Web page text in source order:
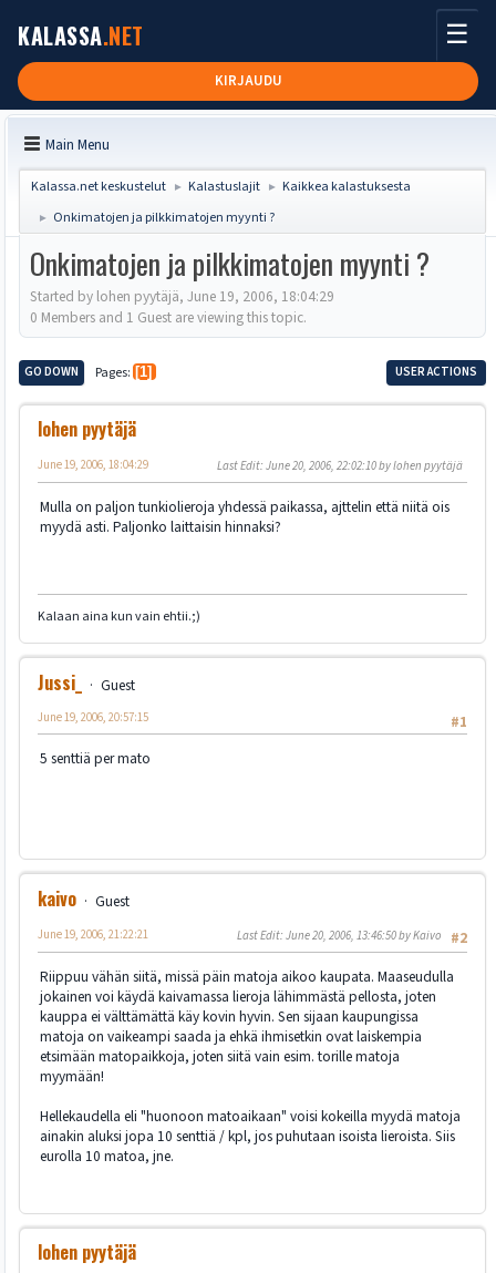
KALASSA.NET
KIRJAUDU
☰
Main Menu
Kalassa.net keskustelut ► Kalastuslajit ► Kaikkea kalastuksesta
► Onkimatojen ja pilkkimatojen myynti ?
Onkimatojen ja pilkkimatojen myynti ?
Started by lohen pyytäjä, June 19, 2006, 18:04:29
0 Members and 1 Guest are viewing this topic.
GO DOWN Pages 1 USER ACTIONS
lohen pyytäjä
June 19, 2006, 18:04:29 Last Edit: June 20, 2006, 22:02:10 by lohen pyytäjä
Mulla on paljon tunkiolieroja yhdessä paikassa, ajttelin että niitä ois
myydä asti. Paljonko laittaisin hinnaksi?
Kalaan aina kun vain ehtii.;)
Jussi_
Guest
#1
June 19, 2006, 20:57:15
5 senttiä per mato
kaivo
Guest
#2
June 19, 2006, 21:22:21 Last Edit: June 20, 2006, 13:46:50 by Kaivo
Riippuu vähän siitä, missä päin matoja aikoo kaupata. Maaseudulla
jokainen voi käydä kaivamassa lieroja lähimmästä pellosta, joten
kauppa ei välttämättä käy kovin hyvin. Sen sijaan kaupungissa
matoja on vaikeampi saada ja ehkä ihmisetkin ovat laiskempia
etsimään matopaikkoja, joten siitä vain esim. torille matoja
myymään!
Hellekaudella eli "huonoon matoaikaan" voisi kokeilla myydä matoja
ainakin aluksi jopa 10 senttiä / kpl, jos puhutaan isoista lieroista. Siis
eurolla 10 matoa, jne.
lohen pyytäjä